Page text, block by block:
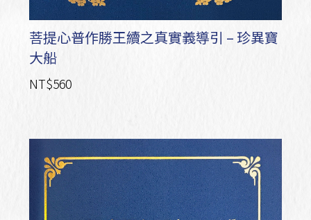
菩提心普作勝王續之真實義導引 – 珍異寶
大船
NT$560